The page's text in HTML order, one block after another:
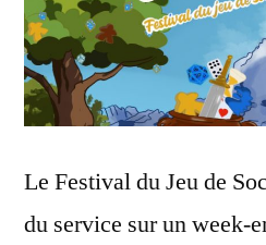
Le Festival du Jeu de
du service sur un week-